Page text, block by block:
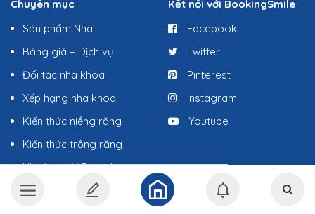
Chuyên mục
Sản phẩm Nha
Bảng giá – Dịch vụ
Đối tác nha khoa
Xếp hạng nha khoa
Kiến thức niềng răng
Kiến thức trồng răng
Nha khoa ViDental
Kết nối với BookingSmile
Facebook
Twitter
Pinterest
Instagram
Youtube